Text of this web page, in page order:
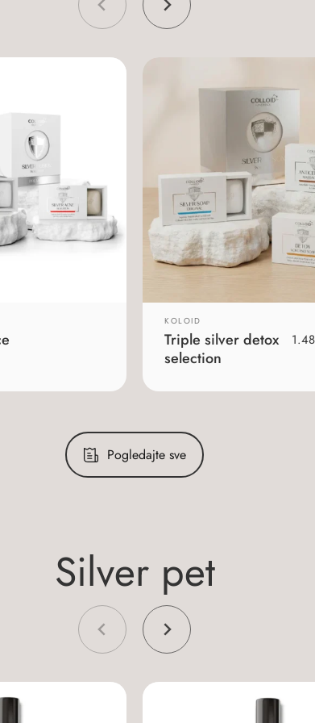
KOLOID
Triple silver detox
selection
Pogledajte sve
Silver pet